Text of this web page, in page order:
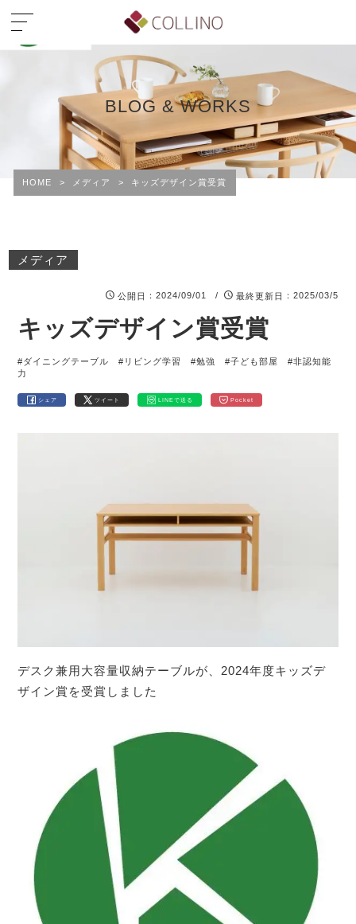
BLOG & WORKS
HOME > メディア > キッズデザイン賞受賞
メディア
公開日 ：2024/09/01 / 最終更新日 ：2025/03/5
キッズデザイン賞受賞
#ダイニングテーブル #リビング学習 #勉強 #子ども部屋
#非認知能
力
シェア ツイート LINEで送る Pocket
デスク兼用大容量収納テーブルが、2024年度キッズデ
ザイン賞を受賞しました